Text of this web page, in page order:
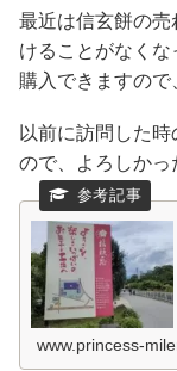
最近は信玄餅の
けることがなく
購入できますので
以前に訪問した
ので、よろしかっ
www.princess-